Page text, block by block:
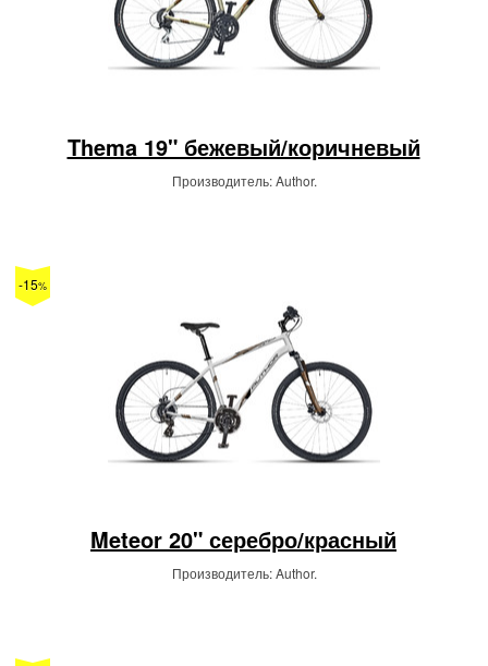
Thema 19" бежевый/коричневый
Производитель: Author.
-15%
Meteor 20" серебро/красный
Производитель: Author.